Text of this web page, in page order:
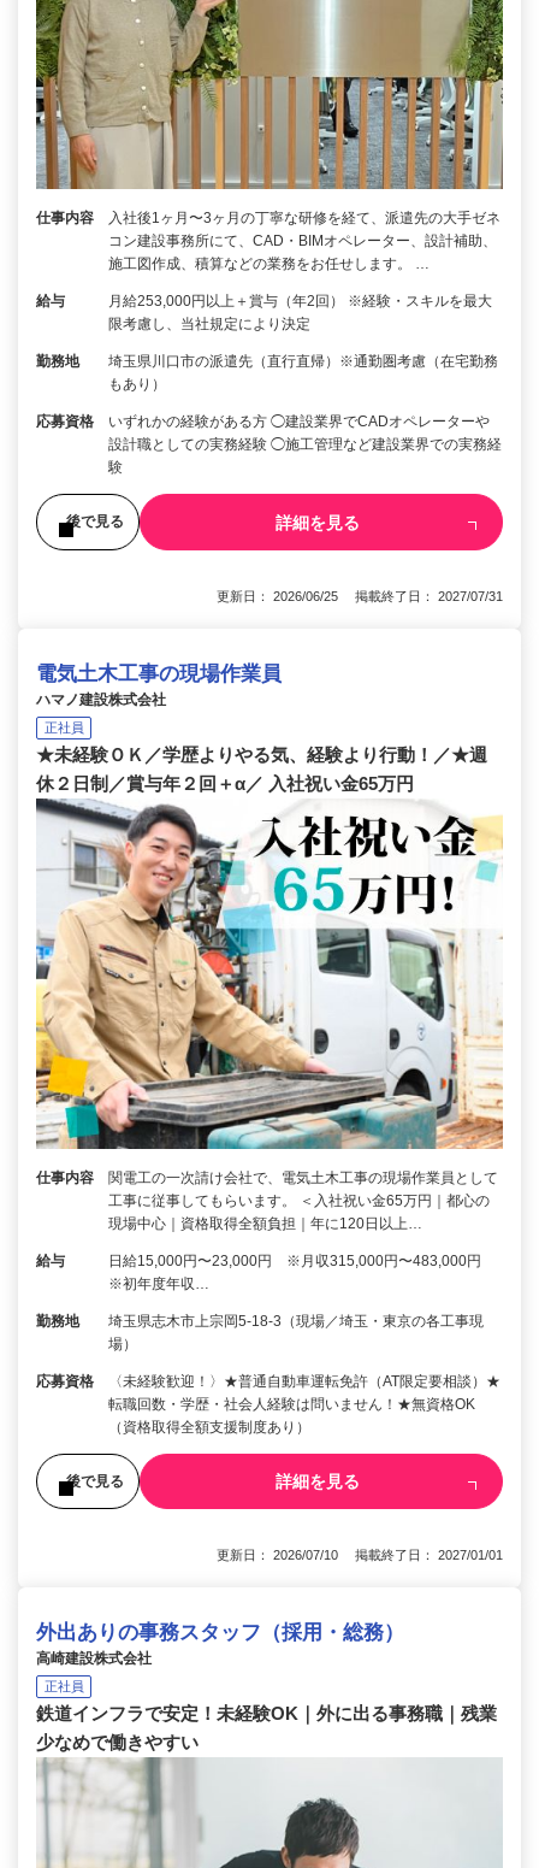
仕事内容
入社後1ヶ月〜3ヶ月の丁寧な研修を経て、派遣先の大手ゼネ
コン建設事務所にて、CAD・BIMオペレーター、設計補助、
施工図作成、積算などの業務をお任せします。 …
給与
月給253,000円以上＋賞与（年2回） ※経験・スキルを最大
限考慮し、当社規定により決定
勤務地
埼玉県川口市の派遣先（直行直帰）※通勤圏考慮（在宅勤務
もあり）
応募資格
いずれかの経験がある方 ◯建設業界でCADオペレーターや
設計職としての実務経験 ◯施工管理など建設業界での実務経
験
後で見る 詳細を見る
更新日： 2026/06/25 掲載終了日： 2027/07/31
電気土木工事の現場作業員
ハマノ建設株式会社
正社員
★未経験ＯＫ／学歴よりやる気、経験より行動！／★週
休２日制／賞与年２回＋α／ 入社祝い金65万円
仕事内容
関電工の一次請け会社で、電気土木工事の現場作業員として
工事に従事してもらいます。 ＜入社祝い金65万円｜都心の
現場中心｜資格取得全額負担｜年に120日以上…
給与
日給15,000円〜23,000円 ※月収315,000円〜483,000円
※初年度年収…
勤務地
埼玉県志木市上宗岡5-18-3（現場／埼玉・東京の各工事現
場）
応募資格
〈未経験歓迎！〉★普通自動車運転免許（AT限定要相談）★
転職回数・学歴・社会人経験は問いません！★無資格OK
（資格取得全額支援制度あり）
後で見る 詳細を見る
更新日： 2026/07/10 掲載終了日： 2027/01/01
外出ありの事務スタッフ（採用・総務）
高崎建設株式会社
正社員
鉄道インフラで安定！未経験OK｜外に出る事務職｜残業
少なめで働きやすい